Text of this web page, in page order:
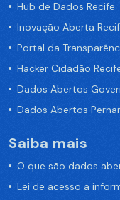
Hub de Dados Recife
Inovação Aberta
Portal da
Hacker Cidadão
Dados Abertos
Dados Abertos
Saiba mais
O que são dados
Lei de acesso a